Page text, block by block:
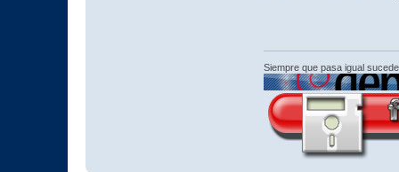
Siempre que pasa igual